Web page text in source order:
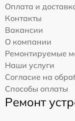
Оплата и
Контакты
Вакансии
О компании
Ремонтируемые
Наши услуги
Согласие на
Способы оплаты
Ремонт